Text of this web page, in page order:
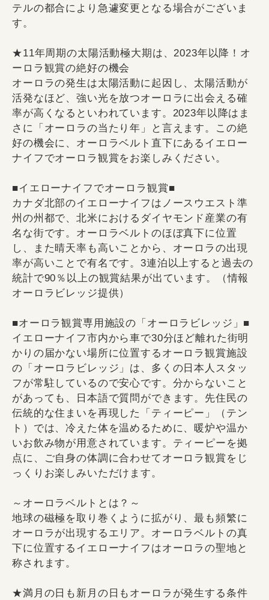
テルの都合により急遽変更となる場合がございま
す。
★11年周期の太陽活動極大期は、2023年以降！オ
ーロラ観賞の絶好の機会
オーロラの発生は太陽活動に起因し、太陽活動が
活発なほど、強い光を放つオーロラに出会える確
率が高くなるといわれています。2023年以降はま
さに「オーロラの当たり年」と言えます。この絶
好の機会に、オーロラベルト直下にあるイエロー
ナイフでオーロラ観賞をお楽しみください。
■イエローナイフでオーロラ観賞■
カナダ北部のイエローナイフはノースウエスト準
州の州都で、北米におけるダイヤモンド産業の有
名な街です。オーロラベルトのほぼ真下に位置
し、また晴天率も高いことから、オーロラの出現
率が高いことで有名です。3連泊以上すると過去の
統計で90％以上の観賞結果が出ています。（情報
オーロラビレッジ提供）
■オーロラ観賞専用施設の「オーロラビレッジ」■
イエローナイフ市内から車で30分ほど離れた街明
かりの届かない場所に位置するオーロラ観賞施設
の「オーロラビレッジ」は、多くの日本人スタッ
フが常駐しているので安心です。分からないこと
があっても、日本語で質問ができます。先住民の
伝統的な住まいを再現した「ティーピー」（テン
ト）では、冷えた体を温めるために、暖炉や温か
いお飲み物が用意されています。ティーピーを拠
点に、ご自身の体調に合わせてオーロラ観賞をじ
っくりお楽しみいただけます。
～オーロラベルトとは？～
地球の磁極を取り巻くように拡がり、最も頻繁に
オーロラが出現するエリア。オーロラベルトの真
下に位置するイエローナイフはオーロラの聖地と
称されます。
★満月の日も新月の日もオーロラが発生する条件